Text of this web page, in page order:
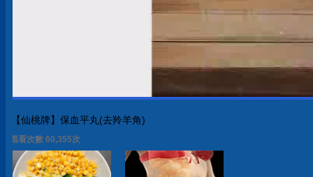
【仙桃牌】保血平丸(去羚羊角)
觀看次數 60,355次